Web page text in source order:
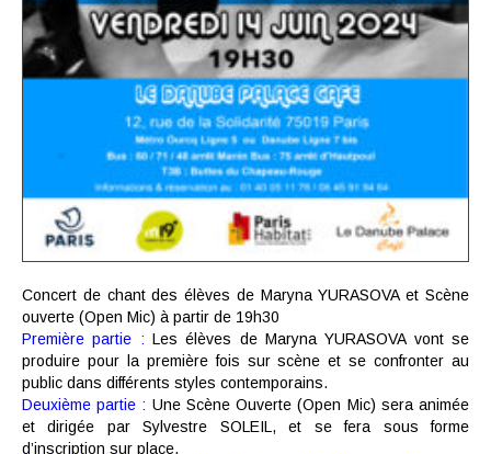
Concert de chant des élèves de Maryna YURASOVA et Scène
ouverte (Open Mic) à partir de 19h30
Première partie : Les élèves de Maryna YURASOVA vont se
produire pour la première fois sur scène et se confronter au
public dans différents styles contemporains.
Deuxième partie : Une Scène Ouverte (Open Mic) sera animée
et dirigée par Sylvestre SOLEIL, et se fera sous forme
d’inscription sur place.